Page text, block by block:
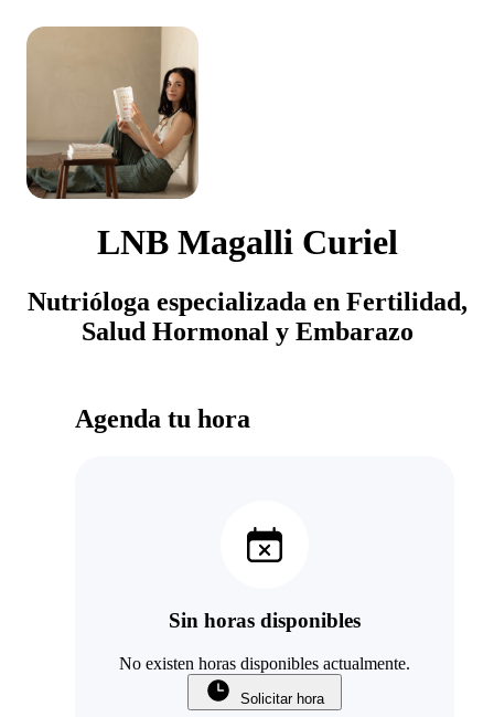
LNB Magalli Curiel
Nutrióloga especializada en Fertilidad,
Salud Hormonal y Embarazo
Agenda tu hora
Sin horas disponibles
No existen horas disponibles actualmente.
Solicitar hora